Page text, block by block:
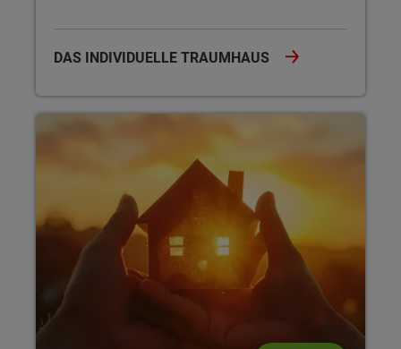
DAS INDIVIDUELLE TRAUMHAUS
Sicherheit garantiert Der Hausbau-Schutzbrief bietet dir